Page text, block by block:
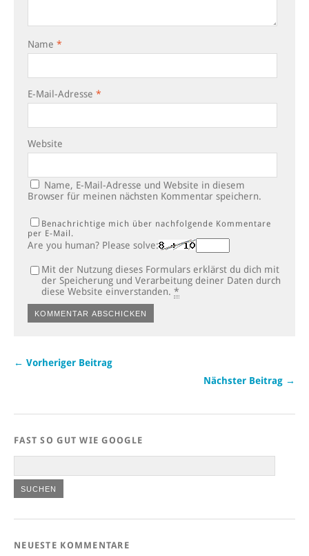
Name *
E-Mail-Adresse *
Website
Name, E-Mail-Adresse und Website in diesem
Browser für meinen nächsten Kommentar speichern.
Benachrichtige mich über nachfolgende Kommentare
per E-Mail.
Are you human? Please solve:
Mit der Nutzung dieses Formulars erklärst du dich mit
der Speicherung und Verarbeitung deiner Daten durch
diese Website einverstanden. *
← Vorheriger Beitrag
Nächster Beitrag →
FAST SO GUT WIE GOOGLE
NEUESTE KOMMENTARE